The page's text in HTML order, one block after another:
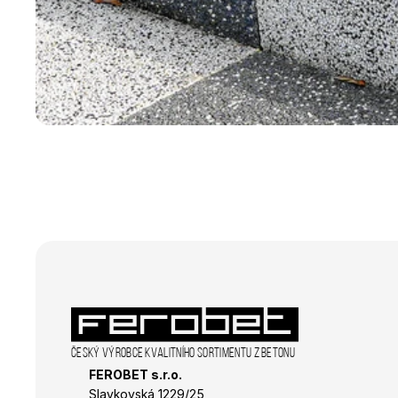
Český výrobce kvalitního sortimentu z betonu
FEROBET s.r.o.
Slavkovská 1229/25
sid
_fbp
_gcl_au